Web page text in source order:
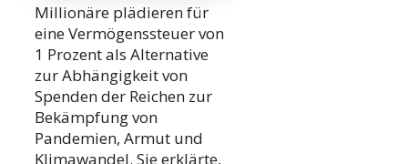
Millionäre plädieren für
eine Vermögenssteuer von
1 Prozent als Alternative
zur Abhängigkeit von
Spenden der Reichen zur
Bekämpfung von
Pandemien, Armut und
Klimawandel. Sie erklärte,